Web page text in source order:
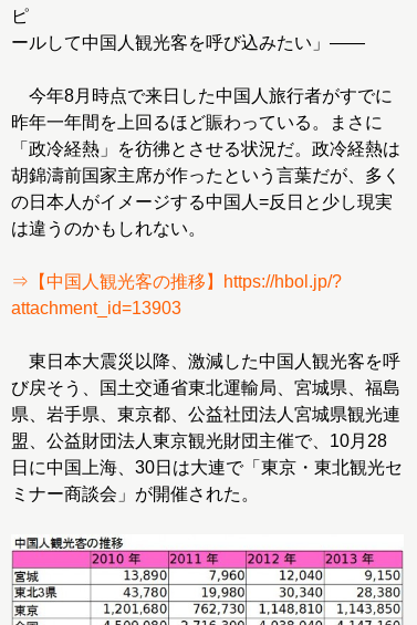
ピ
ールして中国人観光客を呼び込みたい」――
今年8月時点で来日した中国人旅行者がすでに
昨年一年間を上回るほど賑わっている。まさに
「政冷経熱」を彷彿とさせる状況だ。政冷経熱は
胡錦濤前国家主席が作ったという言葉だが、多く
の日本人がイメージする中国人=反日と少し現実
は違うのかもしれない。
⇒【中国人観光客の推移】https://hbol.jp/?
attachment_id=13903
東日本大震災以降、激減した中国人観光客を呼
び戻そう、国土交通省東北運輸局、宮城県、福島
県、岩手県、東京都、公益社団法人宮城県観光連
盟、公益財団法人東京観光財団主催で、10月28
日に中国上海、30日は大連で「東京・東北観光セ
ミナー商談会」が開催された。